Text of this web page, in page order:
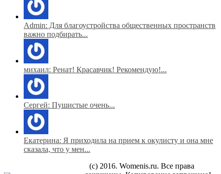
Admin: Для благоустройства общественных пространств
важно подбирать...
михаил: Ренат! Красавчик! Рекомендую!...
Сергей: Пушистые очень...
Екатерина: Я приходила на прием к окулисту и она мне
сказала, что у мен...
(c) 2016. Womenis.ru. Все права